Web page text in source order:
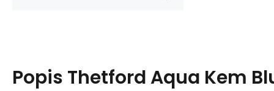
Popis Thetford Aqua Kem